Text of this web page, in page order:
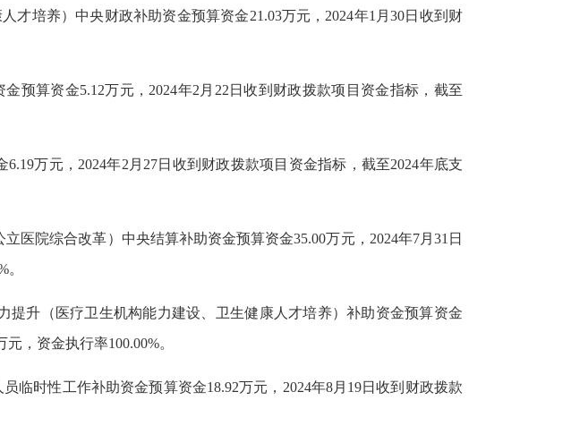
才培养）中央财政补助资金预算资金21.03万元，2024年1月30日收到财
预算资金5.12万元，2024年2月22日收到财政拨款项目资金指标，截至
万元，2024年2月27日收到财政拨款项目资金指标，截至2024年底支
医院综合改革）中央结算补助资金预算资金35.00万元，2024年7月31日
提升（医疗卫生机构能力建设、卫生健康人才培养）补助资金预算资金
，资金执行率100.00%。
临时性工作补助资金预算资金18.92万元，2024年8月19日收到财政拨款